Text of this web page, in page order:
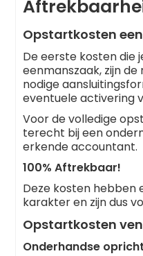
Opstartkosten
De eerste kosten die
eenmanszaak, zijn de
nodige
eventuele activering
Voor de volledige
terecht bij een
erkende accountant.
100% Aftrekbaar!
Deze kosten hebben
karakter en zijn dus
Opstartkosten
Onderhandse